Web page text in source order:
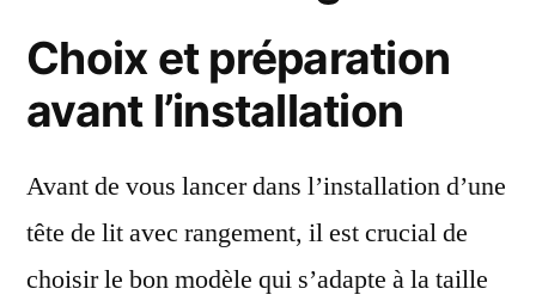
Choix et préparation
avant l’installation
Avant de vous lancer dans l’installation d’une
tête de lit avec rangement, il est crucial de
choisir le bon modèle qui s’adapte à la taille